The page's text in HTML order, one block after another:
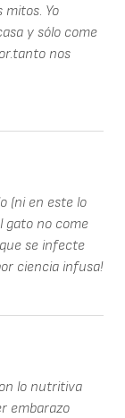
mitos. Yo
y sólo come
nos
(ni en este lo
gato no come
se infecte
ciencia infusa!
lo nutritiva
embarazo